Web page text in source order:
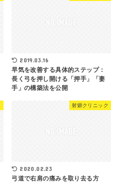
2019.03.16
早気を改善する具体的ステップ：
長く弓を押し開ける「押手」「妻
手」の構築法を公開
射癖クリニック
2020.02.23
弓道で右肩の痛みを取り去る方